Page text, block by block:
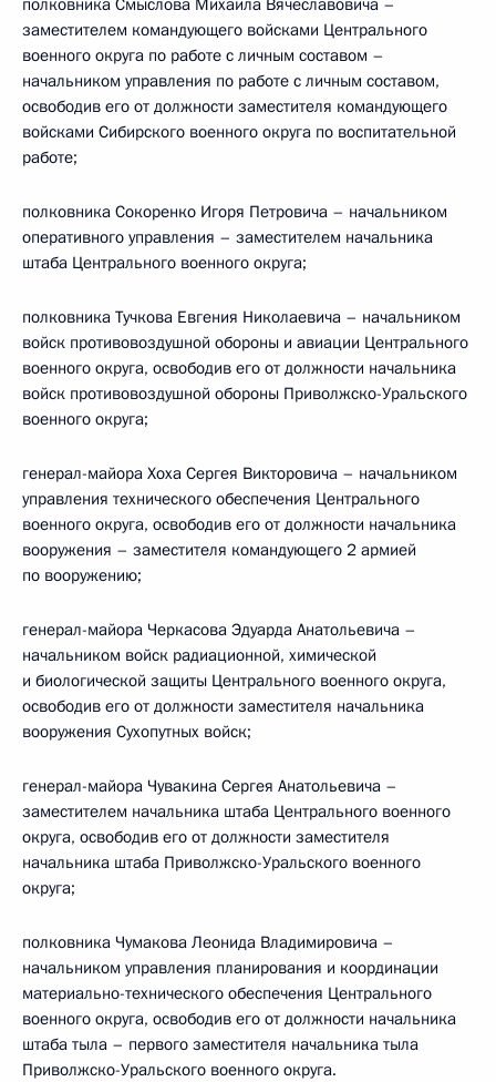
полковника Смыслова Михаила Вячеславовича –
заместителем командующего войсками Центрального
военного округа по работе с личным составом –
начальником управления по работе с личным составом,
освободив его от должности заместителя командующего
войсками Сибирского военного округа по воспитательной
работе;
полковника Сокоренко Игоря Петровича – начальником
оперативного управления – заместителем начальника
штаба Центрального военного округа;
полковника Тучкова Евгения Николаевича – начальником
войск противовоздушной обороны и авиации Центрального
военного округа, освободив его от должности начальника
войск противовоздушной обороны Приволжско-Уральского
военного округа;
генерал-майора Хоха Сергея Викторовича – начальником
управления технического обеспечения Центрального
военного округа, освободив его от должности начальника
вооружения – заместителя командующего 2 армией
по вооружению;
генерал-майора Черкасова Эдуарда Анатольевича –
начальником войск радиационной, химической
и биологической защиты Центрального военного округа,
освободив его от должности заместителя начальника
вооружения Сухопутных войск;
генерал-майора Чувакина Сергея Анатольевича –
заместителем начальника штаба Центрального военного
округа, освободив его от должности заместителя
начальника штаба Приволжско-Уральского военного
округа;
полковника Чумакова Леонида Владимировича –
начальником управления планирования и координации
материально-технического обеспечения Центрального
военного округа, освободив его от должности начальника
штаба тыла – первого заместителя начальника тыла
Приволжско-Уральского военного округа.